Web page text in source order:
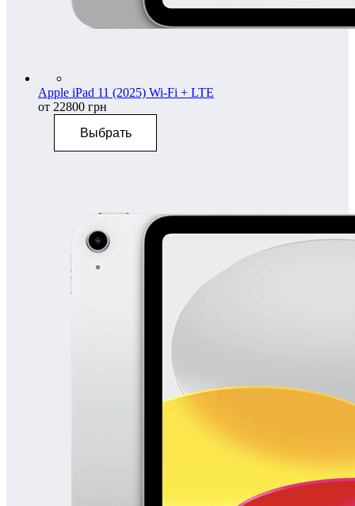
Apple iPad 11 (2025) Wi-Fi + LTE
от 22800 грн
Выбрать